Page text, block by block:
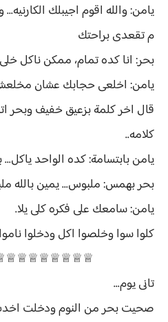
يامن: والله اقوم اجيبلك
م تقعدى براحتك
بحر: انا كده تمام، ممكن ناكل
يامن: اخلعى حجابك عشان
قال اخر كلمة بزعيق خفيف وبحر
كلامه..
يامن بابتسامة: كده الواحد ياكل...
بحر بهمس: ملبوس... يمين بالله
يامن: سامعك على فكره كلى يلا.
كلوا سوا وخلصوا اكل ودخلوا
تانى يوم...
صحيت بحر من النوم ودخلت